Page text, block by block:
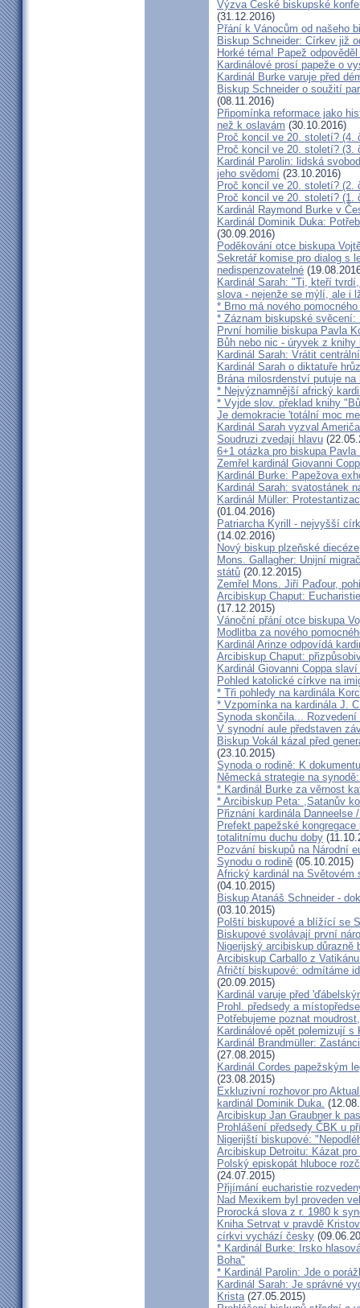
Výzva České biskupské
(31.12.2016)
Přání k Vánocům od našeho
Biskup Schneider: Církev již
Horké téma! Papež
Kardinálové prosí papeže o
Kardinál Burke varuje před
Biskup Schneider o soužití
(08.11.2016)
Připomínka reformace jako
než k oslavám (30.10.2016)
Proč koncil ve 20. století? (4.
Proč koncil ve 20. století? (3.
Kardinál Parolin: lidská
jeho svědomí (23.10.2016)
Proč koncil ve 20. století? (2.
Proč koncil ve 20. století? (1.
Kardinál Raymond Burke v
Kardinál Dominik Duka:
(30.09.2016)
Poděkování otce biskupa
Sekretář komise pro dialog s
nedispenzovatelné
Kardinál Sarah: "Ti, kteří
slova - nejenže se mýlí, ale i
* Brno má nového
* Záznam biskupské svěcení:
První homilie biskupa Pavla
Bůh nebo nic - úryvek z knihy
Kardinál Sarah: Vrátit
Kardinál Sarah o diktatuře
Brána milosrdenství putuje
* Nejvýznamnější africký
* Vyjde slov. překlad knihy
Je demokracie 'totální moc
Kardinál Sarah vyzval
Soudruzi zvedají hlavu
6+1 otázka pro biskupa Pavla
Zemřel kardinál Giovanni
Kardinál Burke: Papežova
Kardinál Sarah: svatostánek
Kardinál Müller:
(01.04.2016)
Patriarcha Kyrill - nejvyšší
(14.02.2016)
Nový biskup plzeňské diecéze
Mons. Gallagher: Unijní
států (20.12.2015)
Zemřel Mons. Jiří Paďour,
Arcibiskup Chaput:
(17.12.2015)
Vánoční přání otce biskupa
Modlitba za nového
Kardinál Arinze odpovídá
Arcibiskup Chaput:
Kardinál Giovanni Coppa
Pohled katolické církve na
* Tři pohledy na kardinála
* Vzpomínka na kardinála J.
Synoda skončila...
V synodní aule představen
Biskup Vokál kázal před
(23.10.2015)
Synoda o rodině: K
Německá strategie na
* Kardinál Burke za věrnost
* Arcibiskup Peta: ,Satanův
Přiznání kardinála Danneelse
Prefekt papežské
totalitnímu duchu doby
Pozvání biskupů na Národní
Synodu o rodině (05.10.2015)
Africký kardinál na Světovém
(04.10.2015)
Biskup Atanáš Schneider -
(03.10.2015)
Polští biskupové a blížící se
Biskupové svolávají první
Nigerijský arcibiskup důrazně
Arcibiskup Carballo z
Afričtí biskupové: odmítáme
(20.09.2015)
Kardinál varuje před
Prohl. předsedy a
Potřebujeme poznat
Kardinálové opět polemizují
Kardinál Brandmüller:
(27.08.2015)
Kardinál Cordes papežským
(23.08.2015)
Exkluzivní rozhovor pro
kardinál Dominik Duka.
Arcibiskup Jan Graubner k
Prohlášení předsedy ČBK u
Nigerijští biskupové:
Arcibiskup Detroitu: Kázat
Polský episkopát hluboce
(24.07.2015)
Přijímání eucharistie
Nad Mexikem byl proveden
Prorocká slova z r. 1980 k
Kniha Setrvat v pravdě
církvi vychází česky
* Kardinál Burke: Irsko
Boha"
* Kardinál Parolin: Jde o
Kardinál Sarah: Je správné
Krista(27.05.2015)